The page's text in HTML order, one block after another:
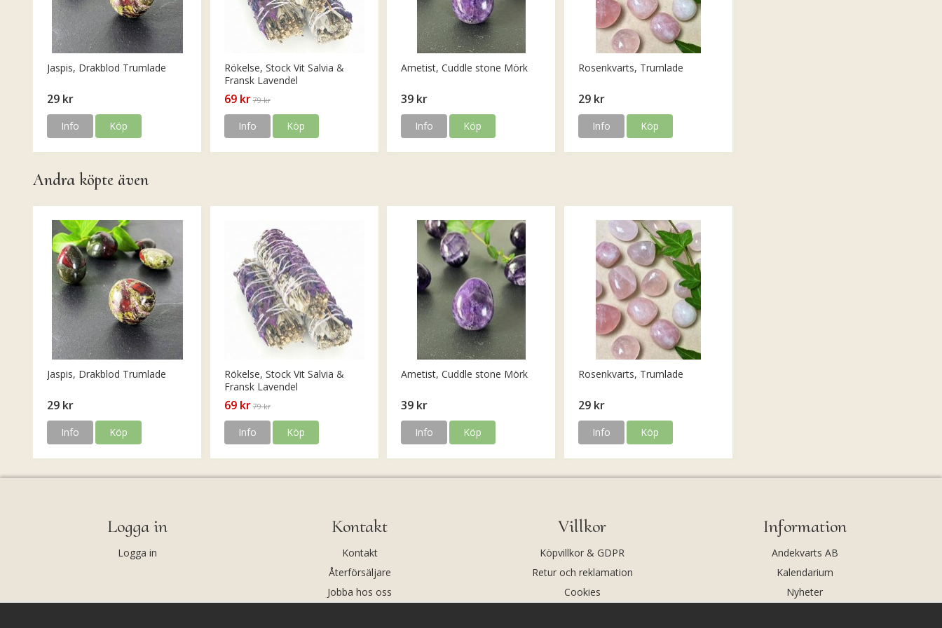
Jaspis, Drakblod Trumlade
29 kr
Info Köp
Rökelse, Stock Vit Salvia &
Fransk Lavendel
69 kr 79 kr
Info Köp
Ametist, Cuddle stone Mörk
39 kr
Info Köp
Rosenkvarts, Trumlade
29 kr
Info Köp
Andra köpte även
Jaspis, Drakblod Trumlade
29 kr
Info Köp
Rökelse, Stock Vit Salvia &
Fransk Lavendel
69 kr 79 kr
Info Köp
Ametist, Cuddle stone Mörk
39 kr
Info Köp
Rosenkvarts, Trumlade
29 kr
Info Köp
Logga in
Logga in
Kontakt
Kontakt
Återförsäljare
Jobba hos oss
Villkor
Köpvillkor & GDPR
Retur och reklamation
Cookies
Information
Andekvarts AB
Kalendarium
Nyheter